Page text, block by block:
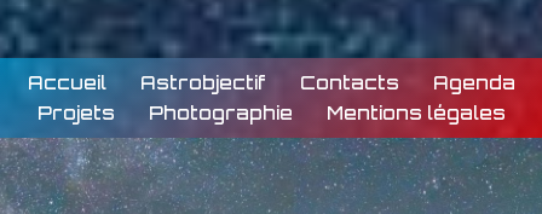
Accueil Astrobjectif Contacts
Agenda
Projets
Photographie Mentions légales